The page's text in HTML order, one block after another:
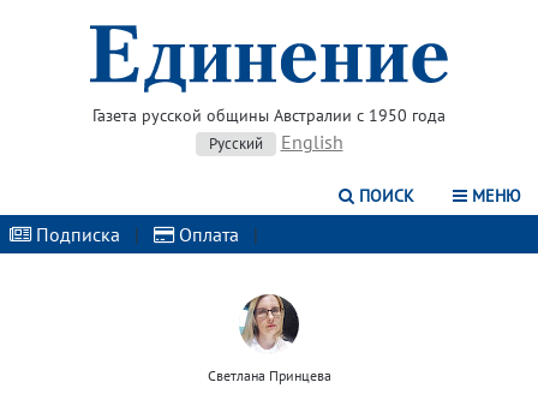
Газета русской общины Австралии с 1950 года
Русский English
ПОИСК МЕНЮ
Подписка | Оплата |
Светлана Принцева